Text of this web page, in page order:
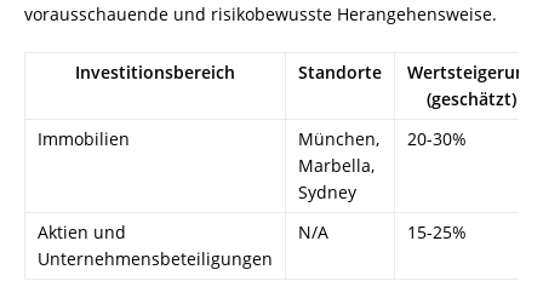
vorausschauende und risikobewusste Herangehensweise.
Investitionsbereich Standorte
Wertsteigerung
(geschätzt)
Immobilien
München,
Marbella,
Sydney
20-30%
Aktien und
Unternehmensbeteiligungen
N/A 15-25%